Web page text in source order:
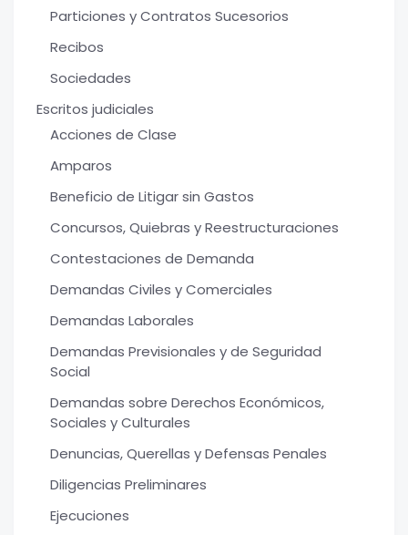
Particiones y Contratos Sucesorios
Recibos
Sociedades
Escritos judiciales
Acciones de Clase
Amparos
Beneficio de Litigar sin Gastos
Concursos, Quiebras y Reestructuraciones
Contestaciones de Demanda
Demandas Civiles y Comerciales
Demandas Laborales
Demandas Previsionales y de Seguridad
Social
Demandas sobre Derechos Económicos,
Sociales y Culturales
Denuncias, Querellas y Defensas Penales
Diligencias Preliminares
Ejecuciones